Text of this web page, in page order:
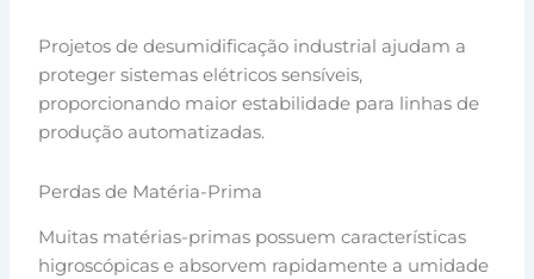
Projetos de desumidificação industrial ajudam a
proteger sistemas elétricos sensíveis,
proporcionando maior estabilidade para linhas de
produção automatizadas.
Perdas de Matéria-Prima
Muitas matérias-primas possuem características
higroscópicas e absorvem rapidamente a umidade